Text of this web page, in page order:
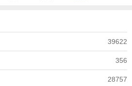
39622
356
28757